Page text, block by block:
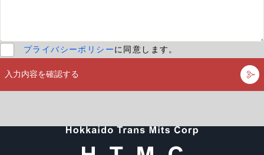
プライバシーポリシー に同意します。